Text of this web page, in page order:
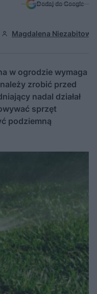
Dodaj do Google
Magdalena
w ogrodzie wymaga
zrobić przed
nadal działał
sprzęt
podziemną